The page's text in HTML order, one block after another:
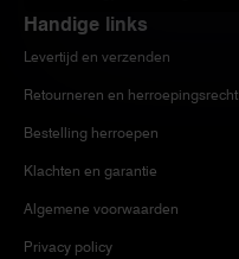
Handige links
Levertijd en verzenden
Retourneren en herroepingsrecht
Bestelling herroepen
Klachten en garantie
Algemene voorwaarden
Privacy policy